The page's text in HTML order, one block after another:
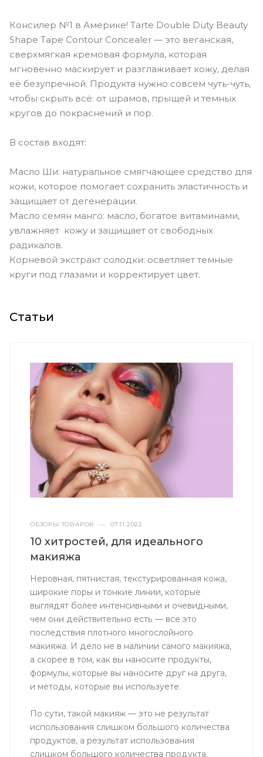
Консилер №1 в Америке! Tarte Double Duty Beauty
Shape Tape Contour Concealer — это веганская,
сверхмягкая кремовая формула, которая
мгновенно маскирует и разглаживает кожу, делая
её безупречной. Продукта нужно совсем чуть-чуть,
чтобы скрыть всё: от шрамов, прыщей и темных
кругов до покраснений и пор.
В состав входят:
Масло Ши: натуральное смягчающее средство для
кожи, которое помогает сохранить эластичность и
защищает от дегенерации.
Масло семян манго: масло, богатое витаминами,
увлажняет кожу и защищает от свободных
радикалов.
Корневой экстракт солодки: осветляет темные
круги под глазами и корректирует цвет.
Статьи
ОБЗОРЫ ТОВАРОВ — 07.11.2022
10 хитростей, для идеального
макияжа
Неровная, пятнистая, текстурированная кожа,
широкие поры и тонкие линии, которые
выглядят более интенсивными и очевидными,
чем они действительно есть — все это
последствия плотного многослойного
макияжа. И дело не в наличии самого макияжа,
а скорее в том, как вы наносите продукты,
формулы, которые вы наносите друг на друга,
и методы, которые вы используете.
По сути, такой макияж — это не результат
использования слишком большого количества
продуктов, а результат использования
слишком большого количества продукта.